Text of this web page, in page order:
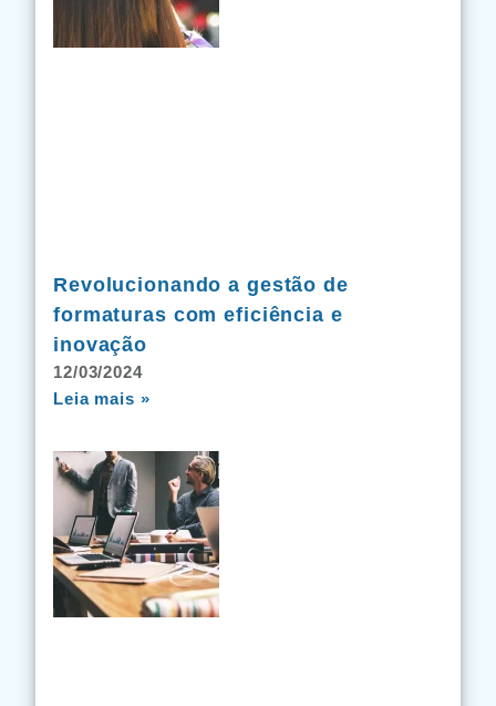
Revolucionando a gestão de
formaturas com eficiência e
inovação
12/03/2024
Leia mais »